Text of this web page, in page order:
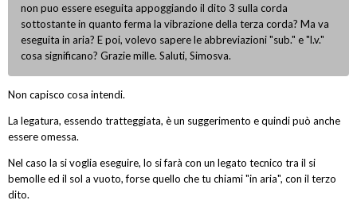
non puo essere eseguita appoggiando il dito 3 sulla corda
sottostante in quanto ferma la vibrazione della terza corda? Ma va
eseguita in aria? E poi, volevo sapere le abbreviazioni "sub." e "l.v."
cosa significano? Grazie mille. Saluti, Simosva.
Non capisco cosa intendi.
La legatura, essendo tratteggiata, è un suggerimento e quindi può anche
essere omessa.
Nel caso la si voglia eseguire, lo si farà con un legato tecnico tra il si
bemolle ed il sol a vuoto, forse quello che tu chiami "in aria", con il terzo
dito.